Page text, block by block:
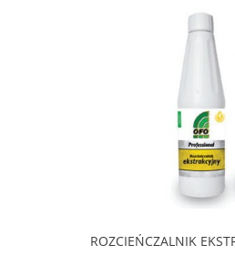
ROZCIEŃCZALNIK